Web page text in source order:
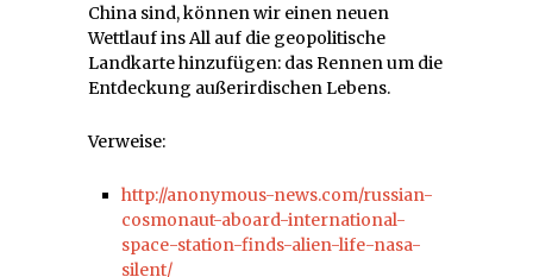
China sind, können wir einen neuen
Wettlauf ins All auf die geopolitische
Landkarte hinzufügen: das Rennen um die
Entdeckung außerirdischen Lebens.
Verweise:
http://anonymous-news.com/russian-
cosmonaut-aboard-international-
space-station-finds-alien-life-nasa-
silent/